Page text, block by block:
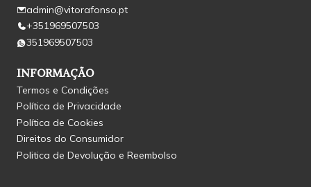
admin@vitorafonso.pt
+351969507503
351969507503
INFORMAÇÃO
Termos e Condições
Política de Privacidade
Política de Cookies
Direitos do Consumidor
Politica de Devolução e Reembolso